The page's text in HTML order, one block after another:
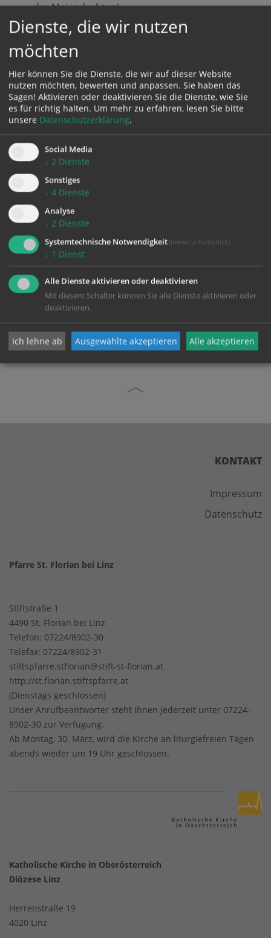
der Maiandachten)
Fußwallfahrten lassen sich vergleichen mit der
Pilgerschaft unseres Lebens. Was bewegt Menschen,
dass sie sich auf den Weg machen? Was bedeutet
Pilgern?
Gott erfahren
Auf ein Ziel zugehen
Gemeinschaft erfahren
Wandern in die eigene Seele
Erleben, was auf einen zukommt
Innehalten, mit Mensch und Natur im Einklang
sein
KONTAKT
Impressum
Datenschutz
Pfarre St. Florian bei Linz
Stiftstraße 1
4490 St. Florian bei Linz
Telefon: 07224/8902-30
Telefax: 07224/8902-31
stiftspfarre.stflorian@stift-st-florian.at
http://st.florian.stiftspfarre.at
(Dienstags geschlossen)
Unser Anrufbeantworter steht Ihnen jederzeit unter 07224-
8902-30 zur Verfügung.
Ab Montag, 30. März, wird die Kirche an liturgiefreien Tagen
abends wieder um 19 Uhr geschlossen.
Katholische Kirche in Oberösterreich
Diözese Linz
Herrenstraße 19
4020 Linz
Dienste, die wir nutzen
möchten
Hier können Sie die Dienste, die wir auf dieser Website
nutzen möchten, bewerten und anpassen. Sie haben das
Sagen! Aktivieren oder deaktivieren Sie die Dienste, wie Sie
es für richtig halten. Um mehr zu erfahren, lesen Sie bitte
unsere Datenschutzerklärung.
Social Media
↓ 2 Dienste
Sonstiges
↓ 4 Dienste
Analyse
↓ 2 Dienste
Systemtechnische Notwendigkeit (immer erforderlich)
↓ 1 Dienst
Alle Dienste aktivieren oder deaktivieren
Mit diesem Schalter können Sie alle Dienste aktivieren oder
deaktivieren.
Ich lehne ab Ausgewählte akzeptieren Alle akzeptieren